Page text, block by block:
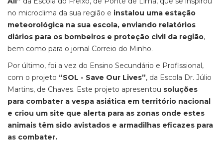
no microclima da sua região e instalou uma estação
meteorológica na sua escola, enviando relatórios
diários para os bombeiros e proteção civil da região,
bem como para o jornal Correio do Minho.
Por último, foi a vez do Ensino Secundário e Profissional,
com o projeto “SOL - Save Our Lives”, da Escola Dr. Júlio
Martins, de Chaves. Este projeto apresentou soluções
para combater a vespa asiática em território nacional
e criou um site que alerta para as zonas onde estes
animais têm sido avistados e armadilhas eficazes para
as combater.